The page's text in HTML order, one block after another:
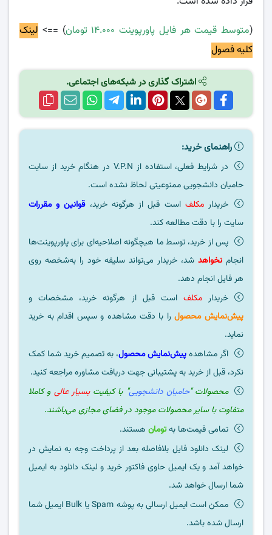
(متوسط قیمت هر فایل پاورپوینت ۱۴.۰۰۰ تومان ) ==> لینک
کلیه فصول
اشتراک گذاری در شبکه‌های اجتماعی.
راهنمای خرید:
در شرایط فعلی، استفاده از V.P.N در هنگام خرید از سایت
حامیان دانشجویی ممنوعیتی لحاظ نشده است.
خریدارمکلف است قبل از هرگونه خرید،قوانین و مقررات
سایت را با دقت مطالعه کند.
پس از خرید، توسط ما هیچگونه اصلاحیه‌ای برای پاورپوینت‌ها
انجام نخواهد شد، خریدار می‌تواند سلیقه خود را به‌شخصه روی
هر فایل انجام دهد.
خریدارمکلف است قبل از هرگونه خرید، مشخصات و
پیش‌نمایش محصولرا با دقت مشاهده و سپس اقدام به خرید
نماید.
اگر مشاهدهپیش‌نمایش محصول، به تصمیم خرید شما کمک
نکرد، قبل از خرید به پشتیبانی جهت دریافت مشاوره مراجعه کنید.
محصولات "حامیان دانشجویی" با کیفیت بسیار عالی و کاملا
متفاوت با سایر محصولات موجود در فضای مجازی می‌باشند.
تمامی قیمت‌ها بهتومان هستند.
لینک دانلود فایل بلافاصله بعد از پرداخت وجه به نمایش در
خواهد آمد و یک ایمیل حاوی فاکتور خرید و لینک دانلود به ایمیل
شما ارسال خواهد شد.
ممکن است ایمیل ارسالی به پوشه Spam یا Bulk ایمیل شما
ارسال شده باشد.